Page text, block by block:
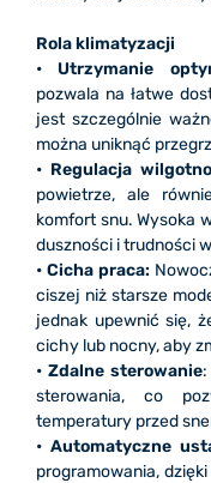
Rola klimatyzacji
• Utrzymanie
pozwala na łatwe
jest szczególnie
można uniknąć
• Regulacja
powietrze, ale
komfort snu. Wysoka
duszności i trudności
• Cicha praca:
ciszej niż starsze
jednak upewnić się,
cichy lub nocny, aby
• Zdalne sterowanie:
sterowania, co
temperatury przed
• Automatyczne
programowania,